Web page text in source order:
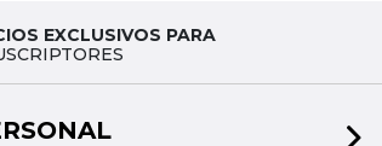
EXCLUSIVOS PARA